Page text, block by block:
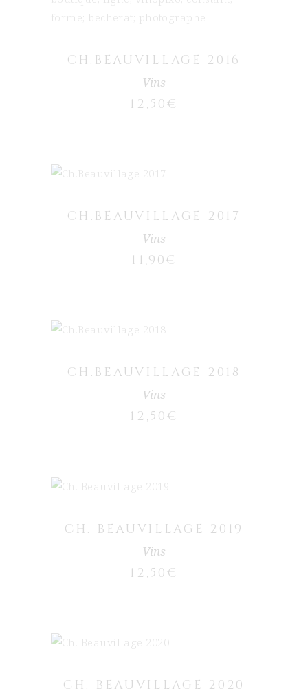
CH.BEAUVILLAGE 2016
Vins
12,50 €
CH.BEAUVILLAGE 2017
Vins
11,90€
CH.BEAUVILLAGE 2018
Vins
12,50 €
CH. BEAUVILLAGE 2019
Vins
12,50 €
CHOIX DES OPTIONS
Ce produit a plusieurs variations.
la page du produit
CH. BEAUVILLAGE 2020